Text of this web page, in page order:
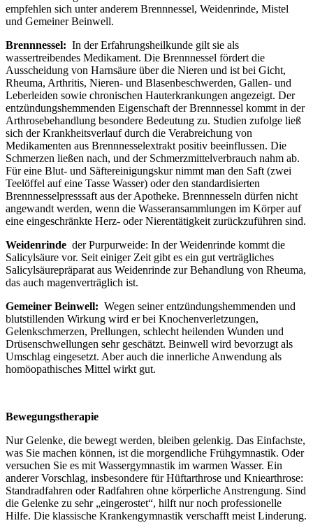
empfehlen sich unter anderem Brennnessel, Weidenrinde, Mistel
und Gemeiner Beinwell.
Brennnessel: In der Erfahrungsheilkunde gilt sie als
wassertreibendes Medikament. Die Brennnessel fördert die
Ausscheidung von Harnsäure über die Nieren und ist bei Gicht,
Rheuma, Arthritis, Nieren- und Blasenbeschwerden, Gallen- und
Leberleiden sowie chronischen Hauterkrankungen angezeigt. Der
entzündungshemmenden Eigenschaft der Brennnessel kommt in der
Arthrosebehandlung besondere Bedeutung zu. Studien zufolge ließ
sich der Krankheitsverlauf durch die Verabreichung von
Medikamenten aus Brennnesselextrakt positiv beeinflussen. Die
Schmerzen ließen nach, und der Schmerzmittelverbrauch nahm ab.
Für eine Blut- und Säftereinigungskur nimmt man den Saft (zwei
Teelöffel auf eine Tasse Wasser) oder den standardisierten
Brennnesselpresssaft aus der Apotheke. Brennnesseln dürfen nicht
angewandt werden, wenn die Wasseransammlungen im Körper auf
eine eingeschränkte Herz- oder Nierentätigkeit zurückzuführen sind.
Weidenrinde der Purpurweide: In der Weidenrinde kommt die
Salicylsäure vor. Seit einiger Zeit gibt es ein gut verträgliches
Salicylsäurepräparat aus Weidenrinde zur Behandlung von Rheuma,
das auch magenverträglich ist.
Gemeiner Beinwell: Wegen seiner entzündungshemmenden und
blutstillenden Wirkung wird er bei Knochenverletzungen,
Gelenkschmerzen, Prellungen, schlecht heilenden Wunden und
Drüsenschwellungen sehr geschätzt. Beinwell wird bevorzugt als
Umschlag eingesetzt. Aber auch die innerliche Anwendung als
homöopathisches Mittel wirkt gut.
Bewegungstherapie
Nur Gelenke, die bewegt werden, bleiben gelenkig. Das Einfachste,
was Sie machen können, ist die morgendliche Frühgymnastik. Oder
versuchen Sie es mit Wassergymnastik im warmen Wasser. Ein
anderer Vorschlag, insbesondere für Hüftarthrose und Kniearthrose:
Standradfahren oder Radfahren ohne körperliche Anstrengung. Sind
die Gelenke zu sehr „eingerostet“, hilft nur noch professionelle
Hilfe. Die klassische Krankengymnastik verschafft meist Linderung.